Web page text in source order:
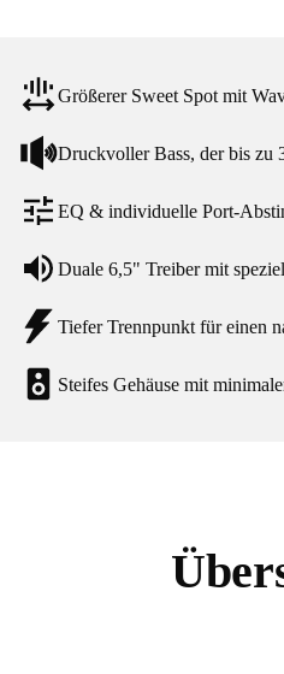
Größerer Sweet Spot mit
Druckvoller Bass, der bis zu
EQ & individuelle Port-
Duale 6,5" Treiber mit
Tiefer Trennpunkt für einen
Steifes Gehäuse mit